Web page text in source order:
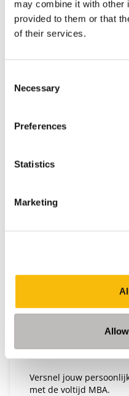
may combine it with other
provided to them or that
of their services.
Selection
Necessary
Preferences
Statistics
Marketing
Engels
Locatie:
Breukelen
Taal:
Versnel jouw
met de voltijd MBA.